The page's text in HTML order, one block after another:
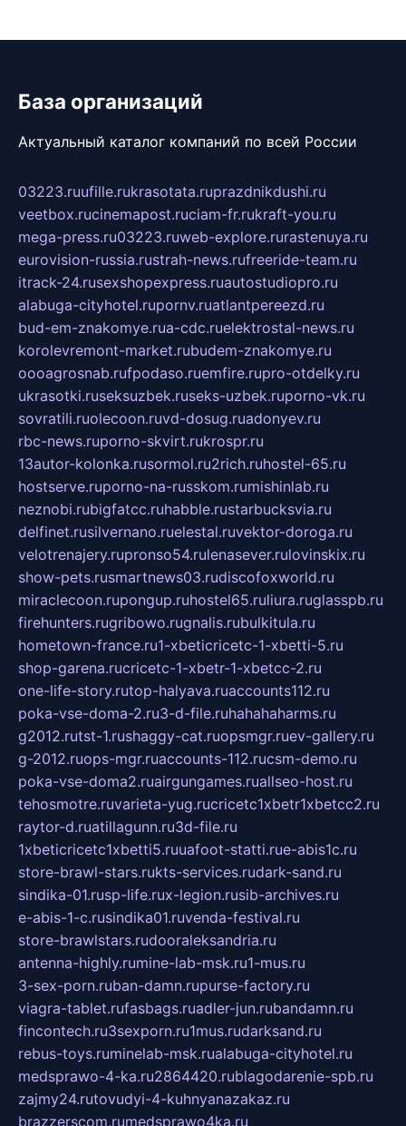
База организаций
Актуальный каталог компаний по всей России
03223.ruufille.rukrasotata.ruprazdnikdushi.ru
veetbox.rucinemapost.ruciam-fr.rukraft-you.ru
mega-press.ru03223.ruweb-explore.rurastenuya.ru
eurovision-russia.rustrah-news.rufreeride-team.ru
itrack-24.rusexshopexpress.ruautostudiopro.ru
alabuga-cityhotel.rupornv.ruatlantpereezd.ru
bud-em-znakomye.rua-cdc.ruelektrostal-news.ru
korolevremont-market.rubudem-znakomye.ru
oooagrosnab.rufpodaso.ruemfire.rupro-otdelky.ru
ukrasotki.ruseksuzbek.ruseks-uzbek.ruporno-vk.ru
sovratili.ruolecoon.ruvd-dosug.ruadonyev.ru
rbc-news.ruporno-skvirt.rukrospr.ru
13autor-kolonka.rusormol.ru2rich.ruhostel-65.ru
hostserve.ruporno-na-russkom.rumishinlab.ru
neznobi.rubigfatcc.ruhabble.rustarbucksvia.ru
delfinet.rusilvernano.ruelestal.ruvektor-doroga.ru
velotrenajery.rupronso54.rulenasever.rulovinskix.ru
show-pets.rusmartnews03.rudiscofoxworld.ru
miraclecoon.rupongup.ruhostel65.ruliura.ruglasspb.ru
firehunters.rugribowo.rugnalis.rubulkitula.ru
hometown-france.ru1-xbeticricetc-1-xbetti-5.ru
shop-garena.rucricetc-1-xbetr-1-xbetcc-2.ru
one-life-story.rutop-halyava.ruaccounts112.ru
poka-vse-doma-2.ru3-d-file.ruhahahaharms.ru
g2012.rutst-1.rushaggy-cat.ruopsmgr.ruev-gallery.ru
g-2012.ruops-mgr.ruaccounts-112.rucsm-demo.ru
poka-vse-doma2.ruairgungames.ruallseo-host.ru
tehosmotre.ruvarieta-yug.rucricetc1xbetr1xbetcc2.ru
raytor-d.ruatillagunn.ru3d-file.ru
1xbeticricetc1xbetti5.ruuafoot-statti.rue-abis1c.ru
store-brawl-stars.rukts-services.rudark-sand.ru
sindika-01.rusp-life.rux-legion.rusib-archives.ru
e-abis-1-c.rusindika01.ruvenda-festival.ru
store-brawlstars.rudooraleksandria.ru
antenna-highly.rumine-lab-msk.ru1-mus.ru
3-sex-porn.ruban-damn.rupurse-factory.ru
viagra-tablet.rufasbags.ruadler-jun.rubandamn.ru
fincontech.ru3sexporn.ru1mus.rudarksand.ru
rebus-toys.ruminelab-msk.rualabuga-cityhotel.ru
medsprawo-4-ka.ru2864420.rublagodarenie-spb.ru
zajmy24.rutovudyi-4-kuhnyanazakaz.ru
brazzerscom.rumedsprawo4ka.ru